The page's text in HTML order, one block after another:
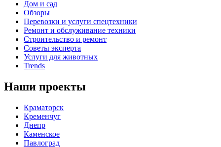
Дом и сад
Обзоры
Перевозки и услуги спецтехники
Ремонт и обслуживание техники
Строительство и ремонт
Советы эксперта
Услуги для животных
Trends
Наши проекты
Краматорск
Кременчуг
Днепр
Каменское
Павлоград